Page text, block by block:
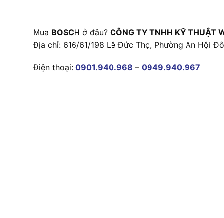
Mua BOSCH ở đâu? CÔNG TY TNHH KỸ THUẬT
Địa chỉ: 616/61/198 Lê Đức Thọ, Phường An Hội
Điện thoại: 0901.940.968 – 0949.940.967